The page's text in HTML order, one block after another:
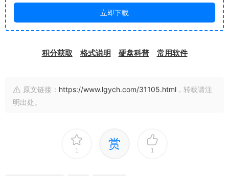
立即下载
积分获取 格式说明 硬盘科普 常用软件
原文链接： https://www.lgych.com/31105.html ，转载请注
明出处。
1 赏 1